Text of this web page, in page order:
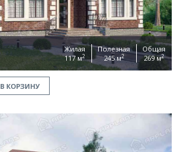
Жилая
117 м2
Полезная
245 м2
Общая
269 м2
В КОРЗИНУ
ОТПРАВИТЬ